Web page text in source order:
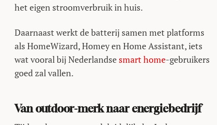
het eigen stroomverbruik in huis.
Daarnaast werkt de batterij samen met platforms
als HomeWizard, Homey en Home Assistant, iets
wat vooral bij Nederlandse smart home-gebruikers
goed zal vallen.
Van outdoor-merk naar energiebedrijf